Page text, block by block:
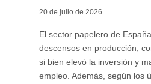
20 de julio de 2026
El sector papelero de
descensos en producción,
si bien elevó la inversión y
empleo. Además, según los